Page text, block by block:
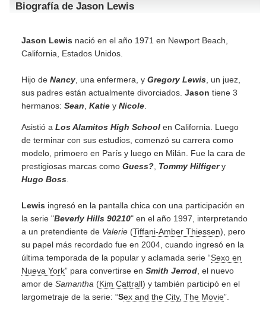
Biografía de Jason Lewis
Jason Lewis nació en el año 1971 en Newport Beach,
California, Estados Unidos.
Hijo de Nancy , una enfermera, y Gregory Lewis , un juez,
sus padres están actualmente divorciados. Jason tiene 3
hermanos: Sean Katie y Nicole
Asistió a Los Alamitos High School en California. Luego
de terminar con sus estudios, comenzó su carrera como
modelo, primoero en París y luego en Milán. Fue la cara de
prestigiosas marcas como Guess? Tommy Hilfigery
Hugo Boss
Lewis ingresó en la pantalla chica con una participación en
la serie "Beverly Hills 90210" en el año 1997, interpretando
a un pretendiente de Valerie (Tiffani-Amber Thiessen), pero
su papel más recordado fue en 2004, cuando ingresó en la
última temporada de la popular y aclamada serie “Sexo en
Nueva York” para convertirse en Smith Jerrod , el nuevo
amor de Samantha (Kim Cattrall) y también participó en el
largometraje de la serie: “Sex and the City, The Movie”.